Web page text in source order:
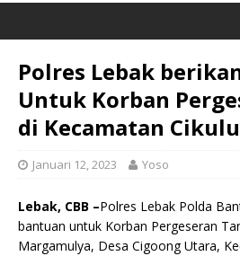
Polres Lebak
Untuk Korban
di Kecamatan
Januari 12, 2023 Yoso
Lebak, CBB –Polres Lebak Polda
bantuan untuk Korban Pergeseran
Margamulya, Desa Cigoong Utara,